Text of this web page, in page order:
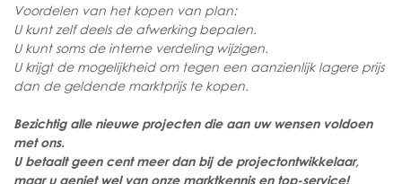
Voordelen van het kopen van plan:
U kunt zelf deels de afwerking bepalen.
U kunt soms de interne verdeling wijzigen.
U krijgt de mogelijkheid om tegen een aanzienlijk lagere prijs
dan de geldende marktprijs te kopen.
Bezichtig alle nieuwe projecten die aan uw wensen voldoen
met ons.
U betaalt geen cent meer dan bij de projectontwikkelaar,
maar u geniet wel van onze marktkennis en top-service!